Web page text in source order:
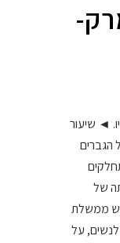
◄ שיעור
לזה של הגברים
מתחלקים
של
באוקטובר 2011 לראש ממשלת
לנשים, על